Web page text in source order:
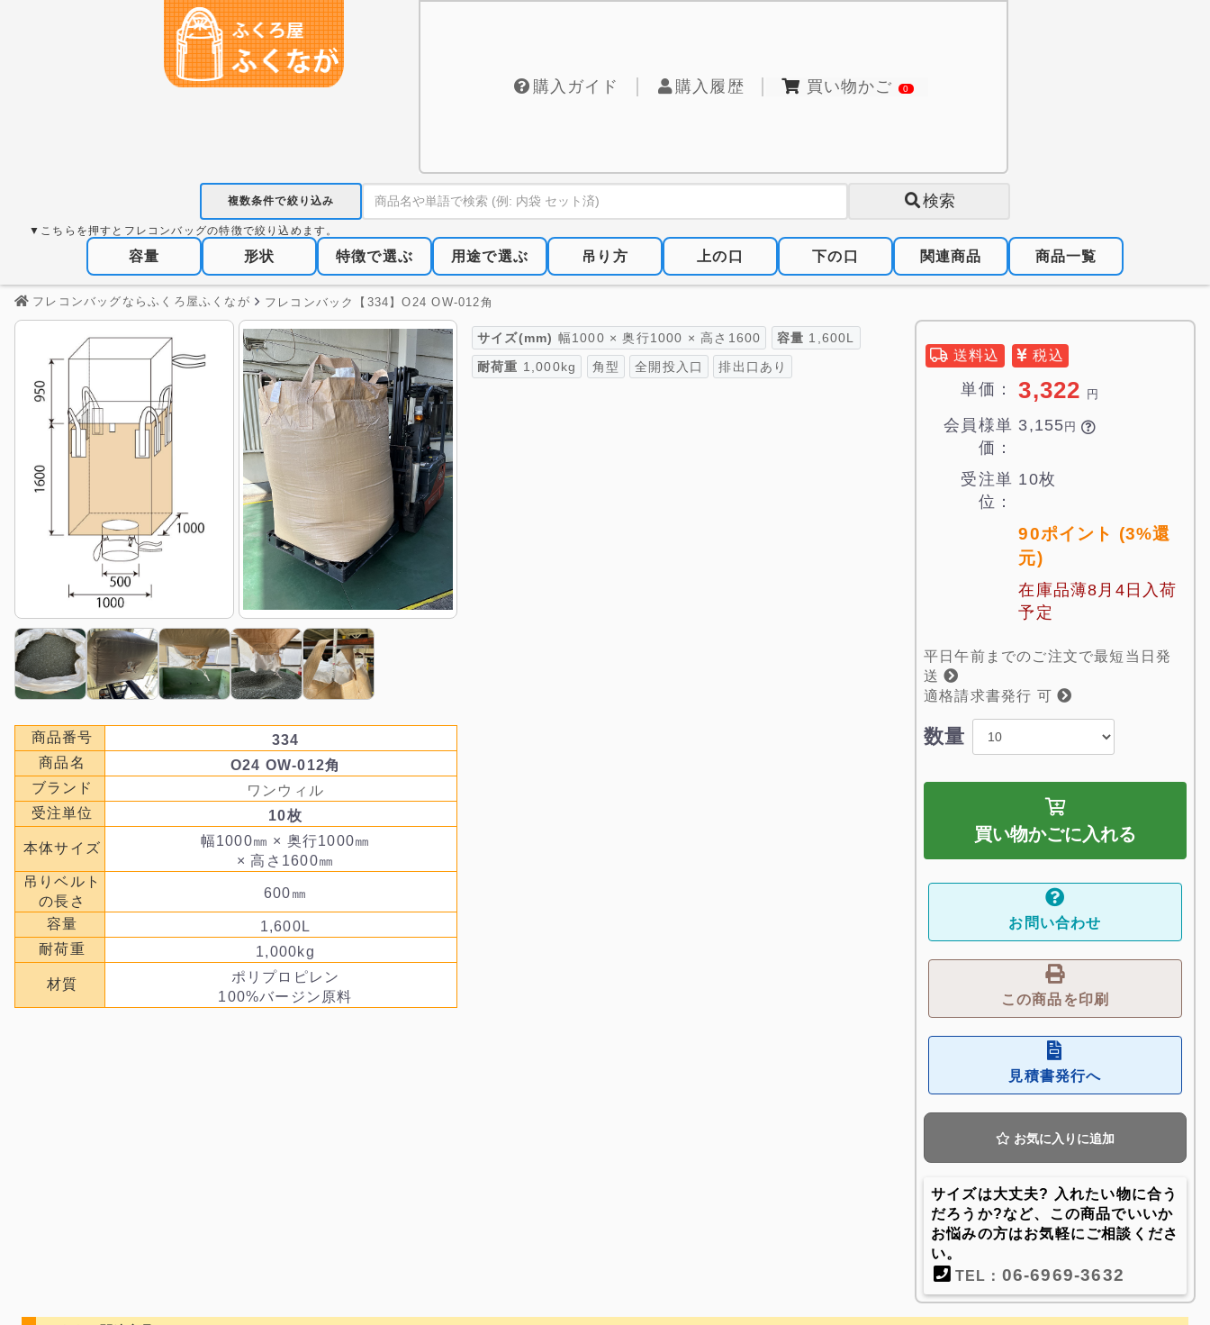
購入ガイド 購入履歴 買い物かご 0
複数条件で絞り込み 検索
▼こちらを押すとフレコンバッグの特徴で絞り込めます。
容量 形状 特徴で選ぶ 用途で選ぶ 吊り方 上の口 下の口 関連商品 商品一覧
フレコンバッグならふくろ屋ふくなが フレコンバック【334】O24 OW-012角
商品番号
334
商品名
O24 OW-012角
ブランド
ワンウィル
受注単位
10枚
本体サイズ
幅1000㎜ × 奥行1000㎜
× 高さ1600㎜
吊りベルト
の長さ
600㎜
容量
1,600L
耐荷重
1,000kg
材質
ポリプロピレン
100%バージン原料
サイズ(mm) 幅1000 × 奥行1000 × 高さ1600 容量 1,600L
耐荷重 1,000kg 角型 全開投入口 排出口あり
送料込 税込
単価： 3,322 円
会員様単
価：
3,155 円 
受注単
位：
10枚
90ポイント (3%還
元)
在庫品薄8月4日入荷
予定
平日午前までのご注文で最短当日発
送
適格請求書発行 可
数量
買い物かごに入れる
お問い合わせ
この商品を印刷
見積書発行へ
お気に入りに追加
サイズは大丈夫? 入れたい物に合う
だろうか?など、この商品でいいか
お悩みの方はお気軽にご相談くださ
い。
TEL： 06-6969-3632